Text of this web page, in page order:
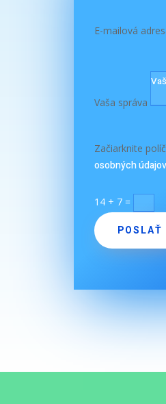
E-mailová
Vaša správa
Začiarknite
osobných údajov
14 + 7=
POSLAŤ